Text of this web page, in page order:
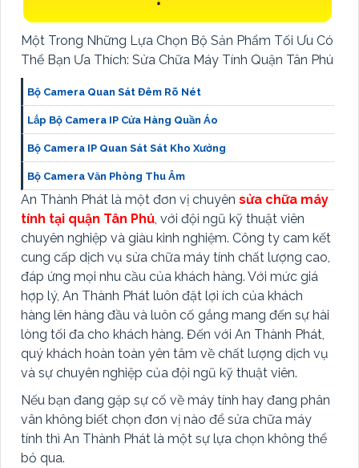
Một Trong Những Lựa Chọn Bộ Sản Phẩm Tối Ưu Có
Thể Bạn Ưa Thích: Sửa Chữa Máy Tính Quận Tân Phú
Bộ Camera Quan Sát Đêm Rõ Nét
Lắp Bộ Camera IP Cửa Hàng Quần Áo
Bộ Camera IP Quan Sát Sát Kho Xưởng
Bộ Camera Văn Phòng Thu Âm
An Thành Phát là một đơn vị chuyên sửa chữa máy
tính tại quận Tân Phú, với đội ngũ kỹ thuật viên
chuyên nghiệp và giàu kinh nghiệm. Công ty cam kết
cung cấp dịch vụ sửa chữa máy tính chất lượng cao,
đáp ứng mọi nhu cầu của khách hàng. Với mức giá
hợp lý, An Thành Phát luôn đặt lợi ích của khách
hàng lên hàng đầu và luôn cố gắng mang đến sự hài
lòng tối đa cho khách hàng. Đến với An Thành Phát,
quý khách hoàn toàn yên tâm về chất lượng dịch vụ
và sự chuyên nghiệp của đội ngũ kỹ thuật viên.
Nếu bạn đang gặp sự cố về máy tính hay đang phân
vân không biết chọn đơn vị nào để sửa chữa máy
tính thì An Thành Phát là một sự lựa chọn không thể
bỏ qua.